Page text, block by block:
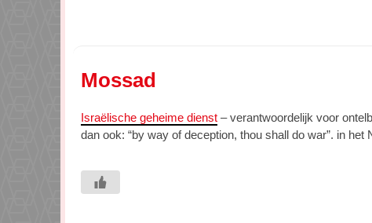
Mossad
Israëlische geheime dienst – verantwoordelijk voor
dan ook: “by way of deception, thou shall do war”. in